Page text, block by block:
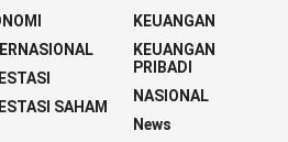
SAHAM
KEUANGAN
KEUANGAN
PRIBADI
NASIONAL
News